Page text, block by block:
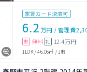
家賃カード決済可
6.2 万円 /管理費
敷 無料 礼 12.4万円
1LDK/46.06㎡ /1階